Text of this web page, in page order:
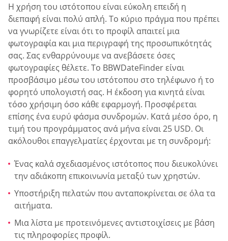
Η χρήση του ιστότοπου είναι εύκολη επειδή η
διεπαφή είναι πολύ απλή. Το κύριο πράγμα που πρέπει
να γνωρίζετε είναι ότι το προφίλ απαιτεί μια
φωτογραφία και μια περιγραφή της προσωπικότητάς
σας. Σας ενθαρρύνουμε να ανεβάσετε όσες
φωτογραφίες θέλετε. Το BBWDateFinder είναι
προσβάσιμο μέσω του ιστότοπου στο τηλέφωνο ή το
φορητό υπολογιστή σας. Η έκδοση για κινητά είναι
τόσο χρήσιμη όσο κάθε εφαρμογή. Προσφέρεται
επίσης ένα ευρύ φάσμα συνδρομών. Κατά μέσο όρο, η
τιμή του προγράμματος ανά μήνα είναι 25 USD. Οι
ακόλουθοι επαγγελματίες έρχονται με τη συνδρομή:
Ένας καλά σχεδιασμένος ιστότοπος που διευκολύνει
την αδιάκοπη επικοινωνία μεταξύ των χρηστών.
Υποστήριξη πελατών που ανταποκρίνεται σε όλα τα
αιτήματα.
Μια λίστα με προτεινόμενες αντιστοιχίσεις με βάση
τις πληροφορίες προφίλ.